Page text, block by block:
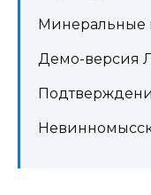
Минеральные
Демо-версия